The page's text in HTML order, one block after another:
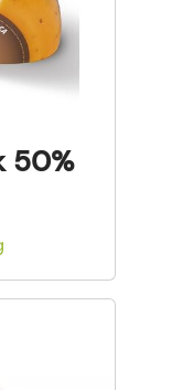
50%